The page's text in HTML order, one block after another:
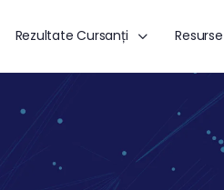
Rezultate Cursanți Resurse